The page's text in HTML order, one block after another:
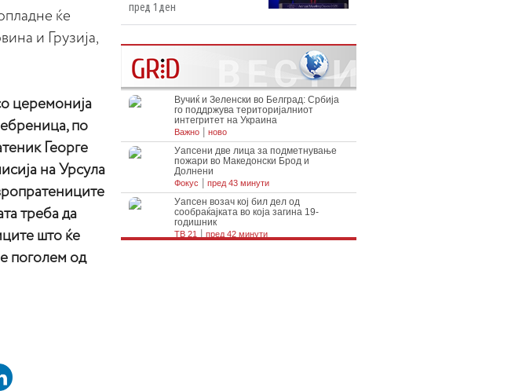
ќе
и Грузија,
церемонија
по
Георге
на Урсула
треба да
што ќе
поголем од
пред 1 ден